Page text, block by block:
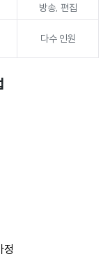
방송, 편집
다수 인원
정